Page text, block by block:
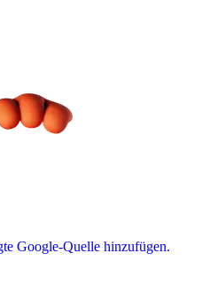
Google-Quelle hinzufügen.